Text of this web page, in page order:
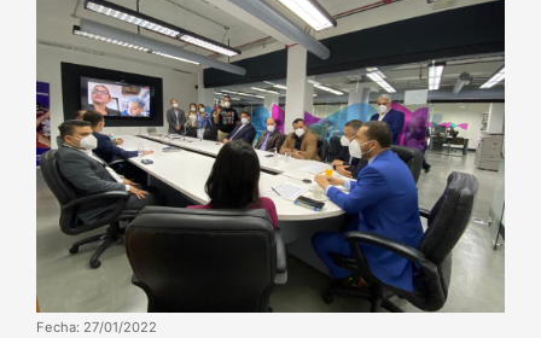
Fecha: 27/01/2022